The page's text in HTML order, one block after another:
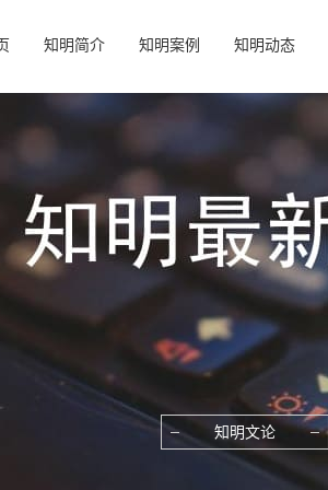
知明简介 知明案例 知明动态
知明文论